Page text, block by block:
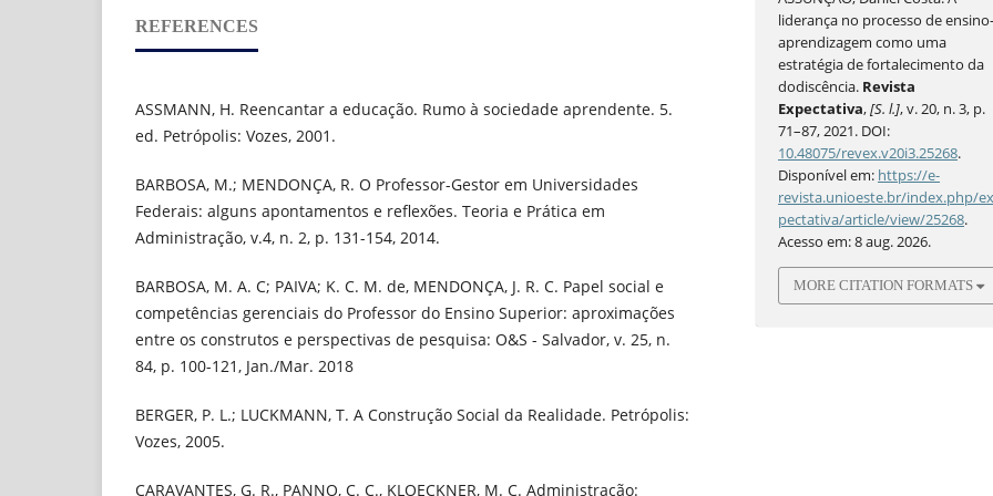
REFERENCES
ASSMANN, H. Reencantar a educação. Rumo à sociedade aprendente. 5.
ed. Petrópolis: Vozes, 2001.
BARBOSA, M.; MENDONÇA, R. O Professor-Gestor em Universidades
Federais: alguns apontamentos e reflexões. Teoria e Prática em
Administração, v.4, n. 2, p. 131-154, 2014.
BARBOSA, M. A. C; PAIVA; K. C. M. de, MENDONÇA, J. R. C. Papel social e
competências gerenciais do Professor do Ensino Superior: aproximações
entre os construtos e perspectivas de pesquisa: O&S - Salvador, v. 25, n.
84, p. 100-121, Jan./Mar. 2018
BERGER, P. L.; LUCKMANN, T. A Construção Social da Realidade. Petrópolis:
Vozes, 2005.
CARAVANTES, G. R., PANNO, C. C., KLOECKNER, M. C. Administração:
liderança no processo de
aprendizagem como uma
estratégia de fortalecimento da
dodiscência. Revista
Expectativa,[S. l.], v. 20, n. 3, p.
71–87, 2021. DOI:
10.48075/revex.v20i3.25268.
Disponível em: https://e-
revista.unioeste.br/index.php/
pectativa/article/view/25268.
Acesso em: 8 aug. 2026.
MORE CITATION FORMATS